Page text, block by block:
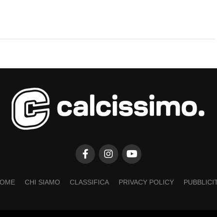
CHI SIAMO CLASSIFICA PRIVACY POLICY